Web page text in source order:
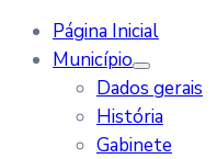
Página Inicial
Município
Dados gerais
História
Gabinete